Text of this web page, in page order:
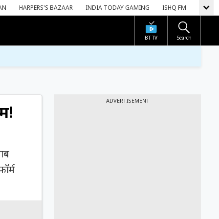
HARPERS'S BAZAAR INDIA TODAY GAMING ISHQ FM
BT TV Search
ADVERTISEMENT